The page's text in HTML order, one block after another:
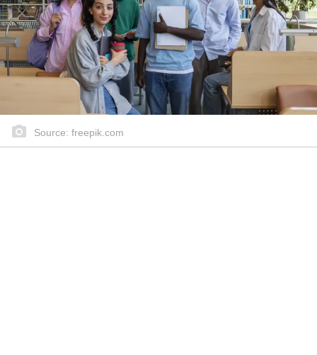
Source: freepik.com